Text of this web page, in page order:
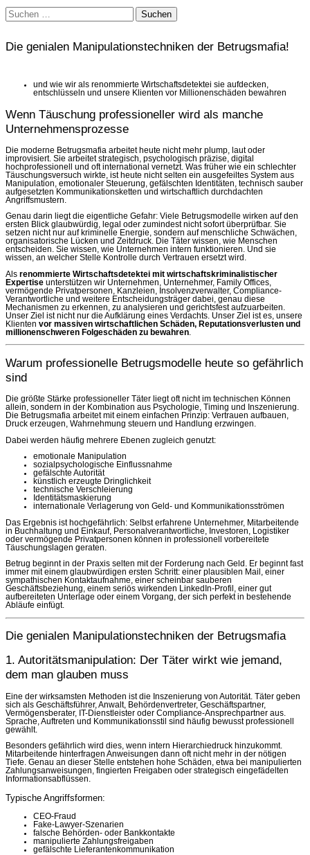
Suchen
nach:
Die genialen Manipulationstechniken der Betrugsmafia!
und wie wir als renommierte Wirtschaftsdetektei sie aufdecken,
entschlüsseln und unsere Klienten vor Millionenschäden bewahren
Wenn Täuschung professioneller wird als manche
Unternehmensprozesse
Die moderne Betrugsmafia arbeitet heute nicht mehr plump, laut oder
improvisiert. Sie arbeitet strategisch, psychologisch präzise, digital
hochprofessionell und oft international vernetzt. Was früher wie ein schlechter
Täuschungsversuch wirkte, ist heute nicht selten ein ausgefeiltes System aus
Manipulation, emotionaler Steuerung, gefälschten Identitäten, technisch sauber
aufgesetzten Kommunikationsketten und wirtschaftlich durchdachten
Angriffsmustern.
Genau darin liegt die eigentliche Gefahr: Viele Betrugsmodelle wirken auf den
ersten Blick glaubwürdig, legal oder zumindest nicht sofort überprüfbar. Sie
setzen nicht nur auf kriminelle Energie, sondern auf menschliche Schwächen,
organisatorische Lücken und Zeitdruck. Die Täter wissen, wie Menschen
entscheiden. Sie wissen, wie Unternehmen intern funktionieren. Und sie
wissen, an welcher Stelle Kontrolle durch Vertrauen ersetzt wird.
Als renommierte Wirtschaftsdetektei mit wirtschaftskriminalistischer
Expertise unterstützen wir Unternehmen, Unternehmer, Family Offices,
vermögende Privatpersonen, Kanzleien, Insolvenzverwalter, Compliance-
Verantwortliche und weitere Entscheidungsträger dabei, genau diese
Mechanismen zu erkennen, zu analysieren und gerichtsfest aufzuarbeiten.
Unser Ziel ist nicht nur die Aufklärung eines Verdachts. Unser Ziel ist es, unsere
Klienten vor massiven wirtschaftlichen Schäden, Reputationsverlusten und
millionenschweren Folgeschäden zu bewahren
Warum professionelle Betrugsmodelle heute so gefährlich
sind
Die größte Stärke professioneller Täter liegt oft nicht im technischen Können
allein, sondern in der Kombination aus Psychologie, Timing und Inszenierung.
Die Betrugsmafia arbeitet mit einem einfachen Prinzip: Vertrauen aufbauen,
Druck erzeugen, Wahrnehmung steuern und Handlung erzwingen.
Dabei werden häufig mehrere Ebenen zugleich genutzt:
emotionale Manipulation
sozialpsychologische Einflussnahme
gefälschte Autorität
künstlich erzeugte Dringlichkeit
technische Verschleierung
Identitätsmaskierung
internationale Verlagerung von Geld- und Kommunikationsströmen
Das Ergebnis ist hochgefährlich: Selbst erfahrene Unternehmer, Mitarbeitende
in Buchhaltung und Einkauf, Personalverantwortliche, Investoren, Logistiker
oder vermögende Privatpersonen können in professionell vorbereitete
Täuschungslagen geraten.
Betrug beginnt in der Praxis selten mit der Forderung nach Geld. Er beginnt fast
immer mit einem glaubwürdigen ersten Schritt: einer plausiblen Mail, einer
sympathischen Kontaktaufnahme, einer scheinbar sauberen
Geschäftsbeziehung, einem seriös wirkenden LinkedIn-Profil, einer gut
aufbereiteten Unterlage oder einem Vorgang, der sich perfekt in bestehende
Abläufe einfügt.
Die genialen Manipulationstechniken der Betrugsmafia
1. Autoritätsmanipulation: Der Täter wirkt wie jemand,
dem man glauben muss
Eine der wirksamsten Methoden ist die Inszenierung von Autorität. Täter geben
sich als Geschäftsführer, Anwalt, Behördenvertreter, Geschäftspartner,
Vermögensberater, IT-Dienstleister oder Compliance-Ansprechpartner aus.
Sprache, Auftreten und Kommunikationsstil sind häufig bewusst professionell
gewählt.
Besonders gefährlich wird dies, wenn intern Hierarchiedruck hinzukommt.
Mitarbeitende hinterfragen Anweisungen dann oft nicht mehr in der nötigen
Tiefe. Genau an dieser Stelle entstehen hohe Schäden, etwa bei manipulierten
Zahlungsanweisungen, fingierten Freigaben oder strategisch eingefädelten
Informationsabflüssen.
Typische Angriffsformen:
CEO-Fraud
Fake-Lawyer-Szenarien
falsche Behörden- oder Bankkontakte
manipulierte Zahlungsfreigaben
gefälschte Lieferantenkommunikation